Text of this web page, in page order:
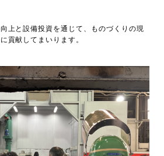
上と設備投資を通じて、ものづくりの現
貢献してまいります。